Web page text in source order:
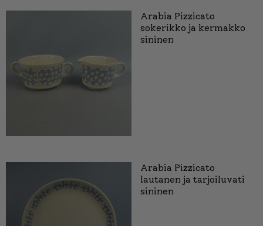
Arabia Pizzicato
sokerikko ja kermakko
sininen
Arabia Pizzicato
lautanen ja tarjoiluvati
sininen